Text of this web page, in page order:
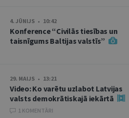
4. JŪNIJS • 10:42
Konference “Civilās tiesības un
taisnīgums Baltijas valstīs”
29. MAIJS • 13:21
Video: Ko varētu uzlabot Latvijas
valsts demokrātiskajā iekārtā
1 KOMENTĀRI